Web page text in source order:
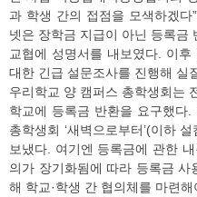
과 학생 간의 접점을 모색하겠
넷은 장학금 지급이 아닌 등록금
교협에 성명서를 내보였다. 이
대한 긴급 설문조사를 진행해 실
우리학교 양 캠퍼스 총학생회는
학교에 등록금 반환을 요구했다
총학생회 ‘새벽으로부터’(이하
보냈다. 여기엔 등록금에 관한
의가 장기화됨에 따라 등록금
해 학교·학생 간 협의체를 마련